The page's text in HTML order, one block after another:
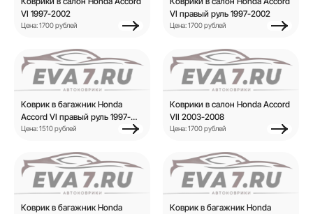
VI 1997-2002
Цена: 1700 рублей
VI правый руль 1997-2002
Цена: 1700 рублей
Коврик в багажник Honda
Accord VI правый руль 1997-
2002
Цена: 1510 рублей
Коврики в салон Honda Accord
VII 2003-2008
Цена: 1700 рублей
Коврик в багажник Honda
Коврик в багажник Honda